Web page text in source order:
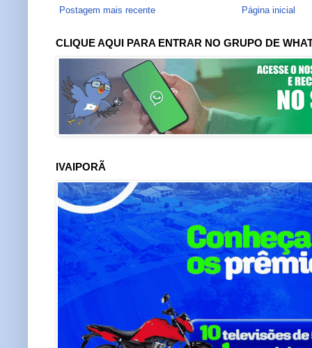
Postagem mais recente Página inicial
CLIQUE AQUI PARA ENTRAR NO GRUPO DE
IVAIPORÃ